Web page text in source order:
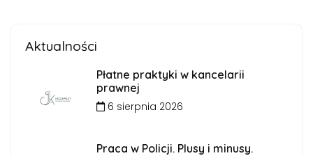
Aktualności
Płatne praktyki w kancelarii
prawnej
6 sierpnia 2026
Praca w Policji. Plusy i minusy.